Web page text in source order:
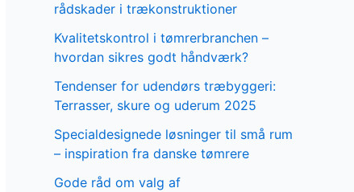
rådskader i trækonstruktioner
Kvalitetskontrol i tømrerbranchen –
hvordan sikres godt håndværk?
Tendenser for udendørs træbyggeri:
Terrasser, skure og uderum 2025
Specialdesignede løsninger til små rum
– inspiration fra danske tømrere
Gode råd om valg af